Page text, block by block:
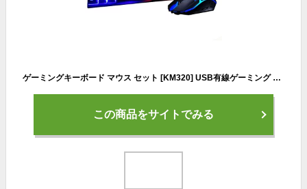
ゲーミングキーボード マウス セット [KM320] USB有線ゲーミング キーボード ゲーミングマウス 英語配列 テンキー付き 光学式マウス 【送料無料】
この商品をサイトでみる